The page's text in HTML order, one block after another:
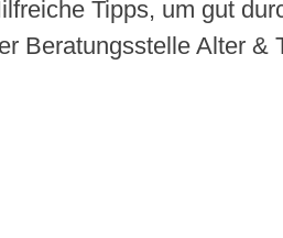
Tipps, um gut
Beratungsstelle Alter &